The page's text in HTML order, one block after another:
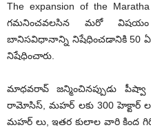
The expansion of the
గమనించవలసిన మరో
బానిసవిధానాన్ని నిషేధించడానికి 50
నిషేధించారు.
మాధవరావ్ జన్మించినప్పుడు
రామోసిస్, మహర్ లకు 300 హెక్టార్
మహర్ లు, ఇతర కులాల వారి కింద